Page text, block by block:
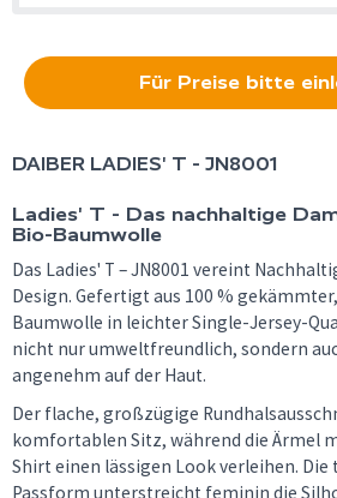
Für Preise bitte
DAIBER LADIES' T - JN8001
Ladies' T - Das nachhaltige
Bio-Baumwolle
Das Ladies' T – JN8001 vereint
Design. Gefertigt aus 100 %
Baumwolle in leichter Single-Jersey-
nicht nur umweltfreundlich, sondern
angenehm auf der Haut.
Der flache, großzügige
komfortablen Sitz, während die Ärmel
Shirt einen lässigen Look verleihen.
Passform unterstreicht feminin die